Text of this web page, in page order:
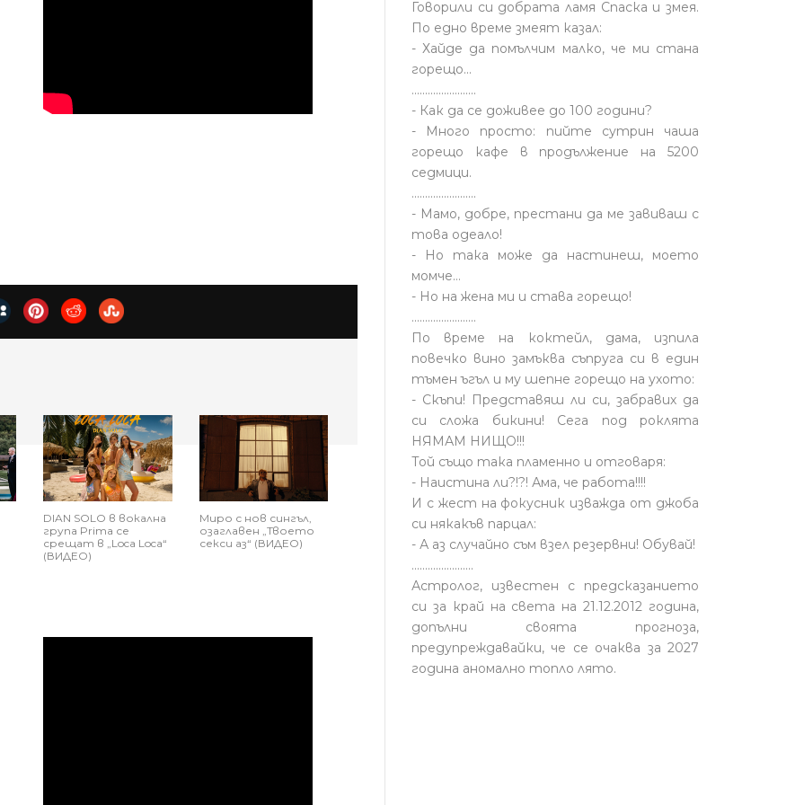
DIAN SOLO в вокална
група Prima се
срещат в „Loca Loca“
(ВИДЕО)
Миро с нов сингъл,
озаглавен „Твоето
секси аз“ (ВИДЕО)
Говорили си добрата ламя Спаска и змея.
По едно време змеят казал:
- Хайде да помълчим малко, че ми стана
горещо...
........................
- Как да се доживее до 100 години?
- Много просто: пийте сутрин чаша
горещо кафе в продължение на 5200
седмици.
........................
- Мамо, добре, престани да ме завиваш с
това одеало!
- Но така може да настинеш, моето
момче…
- Но на жена ми и става горещо!
........................
По време на коктейл, дама, изпила
повечко вино замъква съпруга си в един
тъмен ъгъл и му шепне горещо на ухото:
- Скъпи! Представяш ли си, забравих да
си сложа бикини! Сега под роклята
НЯМАМ НИЩО!!!
Той също така пламенно и отговаря:
- Наистина ли?!?! Ама, че работа!!!!
И с жест на фокусник изважда от джоба
си някакъв парцал:
- А аз случайно съм взел резервни! Обувай!
.......................
Астролог, известен с предсказанието
си за край на света на 21.12.2012 година,
допълни своята прогноза,
предупреждавайки, че се очаква за 2027
година аномално топло лято.